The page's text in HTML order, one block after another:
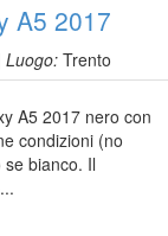
A5 2017
Luogo: Trento
A5 2017 nero con
condizioni (no
bianco. Il